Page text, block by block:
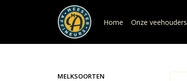
Home Onze veehouders
MELKSOORTEN